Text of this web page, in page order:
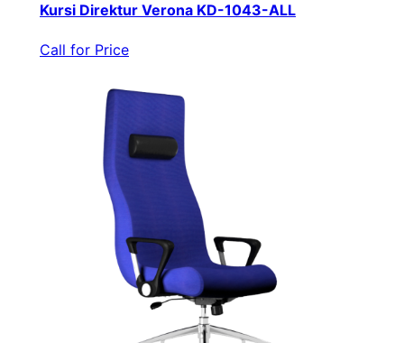
Kursi Direktur Verona KD-1043-ALL
Call for Price